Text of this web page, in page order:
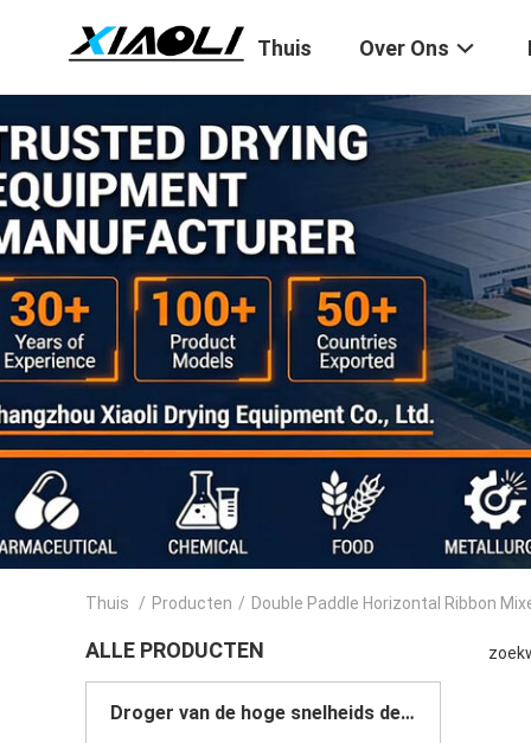
Thuis Over Ons
Thuis / Producten / Double Paddle Horizontal Ribbon
ALLE PRODUCTEN
Droger van de hoge snelheids de Centrifugaalnevel